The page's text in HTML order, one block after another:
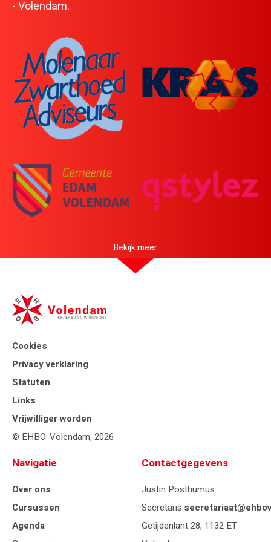
HartslagNU
- Volendam.
Bekijk meer
Cookies
Privacy verklaring
Statuten
Links
Vrijwilliger worden
© EHBO-Volendam, 2026
Navigatie
Over ons
Cursussen
Agenda
Contactgegevens
Justin Posthumus
Secretaris:
Getijdenlant 28, 1132 ET